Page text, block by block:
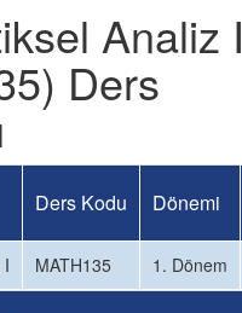
Analiz I
Ders
Ders Kodu Dönemi
I MATH135 1. Dönem